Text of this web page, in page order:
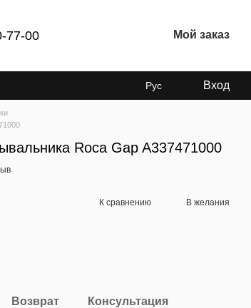
77-00 Мой заказ
Рус Вход
Roca Gap A337471000
К сравнению В желания
Возврат Консультация